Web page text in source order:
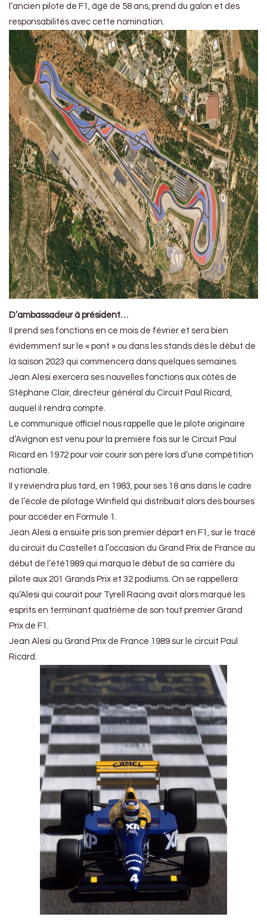
l’ancien pilote de F1, âgé de 58 ans, prend du galon et des
responsabilités avec cette nomination.
D’ambassadeur à président…
Il prend ses fonctions en ce mois de février et sera bien
évidemment sur le « pont » ou dans les stands dès le début de
la saison 2023 qui commencera dans quelques semaines.
Jean Alesi exercera ses nouvelles fonctions aux côtés de
Stéphane Clair, directeur général du Circuit Paul Ricard,
auquel il rendra compte.
Le communiqué officiel nous rappelle que le pilote originaire
d’Avignon est venu pour la première fois sur le Circuit Paul
Ricard en 1972 pour voir courir son père lors d’une compétition
nationale.
Il y reviendra plus tard, en 1983, pour ses 18 ans dans le cadre
de l’école de pilotage Winfield qui distribuait alors des bourses
pour accéder en Formule 1.
Jean Alesi a ensuite pris son premier départ en F1, sur le tracé
du circuit du Castellet à l’occasion du Grand Prix de France au
début de l’été1989 qui marqua le début de sa carrière du
pilote aux 201 Grands Prix et 32 podiums. On se rappellera
qu’Alesi qui courait pour Tyrell Racing avait alors marqué les
esprits en terminant quatrième de son tout premier Grand
Prix de F1.
Jean Alesi au Grand Prix de France 1989 sur le circuit Paul
Ricard.